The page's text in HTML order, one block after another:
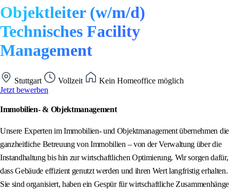
Objektleiter (w/m/d)
Technisches Facility
Management
Stuttgart Vollzeit
Kein Homeoffice möglich
Jetzt bewerben
Immobilien- & Objektmanagement
Unsere Experten im Immobilien- und Objektmanagement übernehmen die
ganzheitliche Betreuung von Immobilien – von der Verwaltung über die
Instandhaltung bis hin zur wirtschaftlichen Optimierung. Wir sorgen dafür,
dass Gebäude effizient genutzt werden und ihren Wert langfristig erhalten.
Sie sind organisiert, haben ein Gespür für wirtschaftliche Zusammenhänge